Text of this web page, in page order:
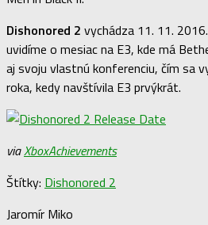
Dishonored 2 vychádza 11. 11.
uvidíme o mesiac na E3, kde má
aj svoju vlastnú konferenciu, čím sa
roka, kedy navštívila E3 prvýkrát.
viaXboxAchievements
Štítky: Dishonored 2
Jaromír Miko